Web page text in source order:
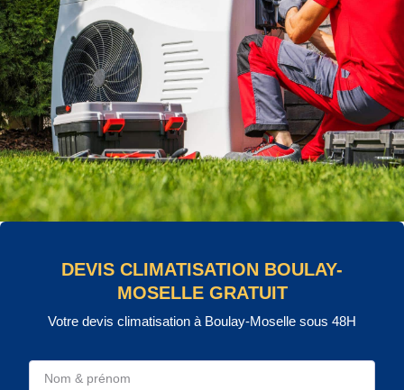
DEVIS CLIMATISATION BOULAY-
MOSELLE GRATUIT
Votre devis climatisation à Boulay-Moselle sous 48H